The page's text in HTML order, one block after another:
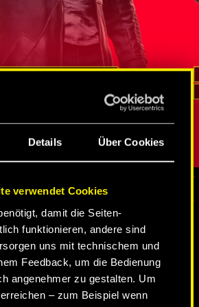
Details Über Cookies
verwendet Cookies
damit die Seiten-
funktionieren, andere sind
uns mit technischem und
Feedback, um die Bedienung
angenehmer zu gestalten. Um
– zum Beispiel wenn
unter Beweis gestellt
besser als er auf
von Spionen
zugreifen, Informationen
Seine Loyalität und
bestimmen all
wurde
Federal
rekrutiert.
verbessert
Rolle
MEDIEN
2077